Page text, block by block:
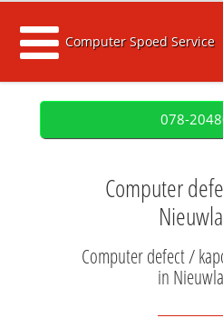
Computer Spoed Service
078-
Computer
Computer defect /
in